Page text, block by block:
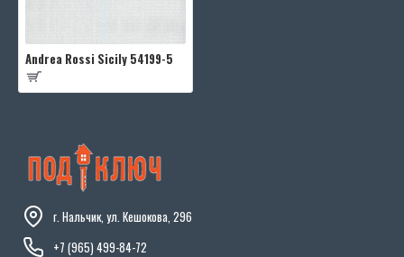
Andrea Rossi Sicily 54199-5
г. Нальчик, ул. Кешокова, 296
+7 (965) 499-84-72